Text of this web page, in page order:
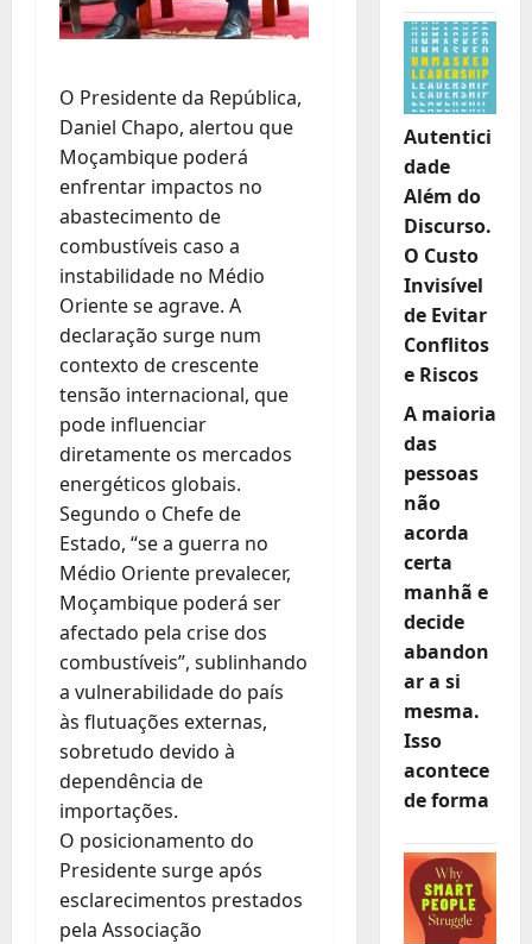
O Presidente da República,
Daniel Chapo, alertou que
Moçambique poderá
enfrentar impactos no
abastecimento de
combustíveis caso a
instabilidade no Médio
Oriente se agrave. A
declaração surge num
contexto de crescente
tensão internacional, que
pode influenciar
diretamente os mercados
energéticos globais.
Segundo o Chefe de
Estado, “se a guerra no
Médio Oriente prevalecer,
Moçambique poderá ser
afectado pela crise dos
combustíveis”, sublinhando
a vulnerabilidade do país
às flutuações externas,
sobretudo devido à
dependência de
importações.
O posicionamento do
Presidente surge após
esclarecimentos prestados
pela Associação
Autentici
dade
Além do
Discurso.
O Custo
Invisível
de Evitar
Conflitos
e Riscos
A maioria
das
pessoas
não
acorda
certa
manhã e
decide
abandon
ar a si
mesma.
Isso
acontece
de forma